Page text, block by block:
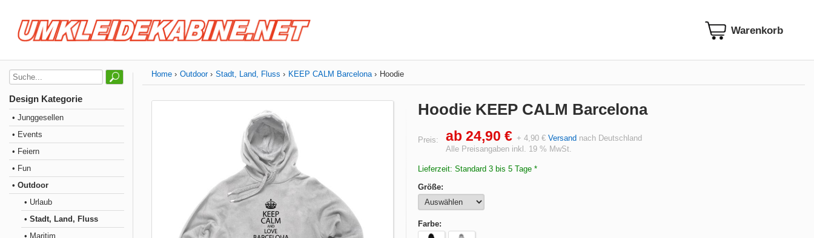
Design Kategorie
• Junggesellen
• Events
• Feiern
• Fun
• Outdoor
• Urlaub
• Stadt, Land, Fluss
• Maritim
Home Outdoor Stadt, Land, Fluss KEEP CALM Barcelona Hoodie
Hoodie KEEP CALM Barcelona
Preis: ab 24,90 € + 4,90 € Versand nach Deutschland
Alle Preisangaben inkl. 19 % MwSt.
Lieferzeit: Standard 3 bis 5 Tage *
Größe:
Farbe: